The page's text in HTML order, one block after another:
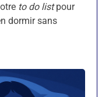
to do listpour
dormir sans